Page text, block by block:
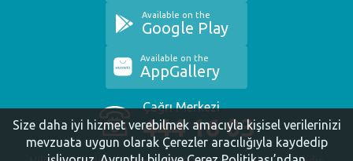
Çağrı Merkezi
444 16 03
Available on the
Google Play
Available on the
AppGallery
Size daha iyi hizmet verebilmek amacıyla kişisel verilerinizi
mevzuata uygun olarak Çerezler aracılığıyla kaydedip